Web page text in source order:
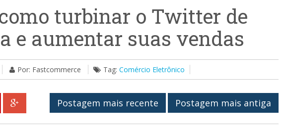
turbinar o Twitter de
e aumentar suas vendas
Por: Fastcommerce Tag: Comércio Eletrônico
Postagem mais recente Postagem mais antiga